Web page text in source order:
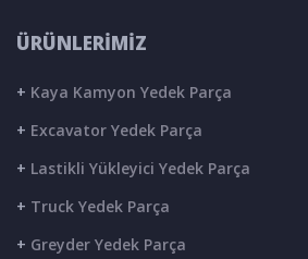
ÜRÜNLERİMİZ
+ Kaya Kamyon Yedek Parça
+ Excavator Yedek Parça
+ Lastikli Yükleyici Yedek Parça
+ Truck Yedek Parça
+ Greyder Yedek Parça